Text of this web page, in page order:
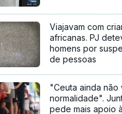
Viajavam com
africanas. PJ
homens por
de pessoas
"Ceuta ainda não
normalidade".
pede mais apoio